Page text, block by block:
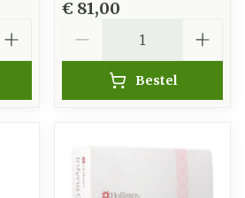
€ 81,00
Bestel